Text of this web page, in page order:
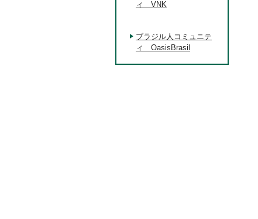
ィ VNK
ブラジル人コミュニテ
ィ OasisBrasil